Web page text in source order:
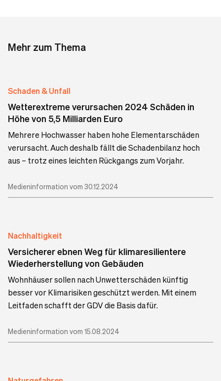
Mehr zum Thema
Schaden & Unfall
Wetterextreme verursachen 2024 Schäden in
Höhe von 5,5 Milliarden Euro
Mehrere Hochwasser haben hohe Elementarschäden
verursacht. Auch deshalb fällt die Schadenbilanz hoch
aus – trotz eines leichten Rückgangs zum Vorjahr.
Medieninformation vom 30.12.2024
Nachhaltigkeit
Versicherer ebnen Weg für klimaresilientere
Wiederherstellung von Gebäuden
Wohnhäuser sollen nach Unwetterschäden künftig
besser vor Klimarisiken geschützt werden. Mit einem
Leitfaden schafft der GDV die Basis dafür.
Medieninformation vom 15.08.2024